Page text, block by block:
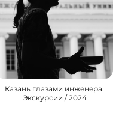
Казань глазами инженера.
Экскурсии / 2024